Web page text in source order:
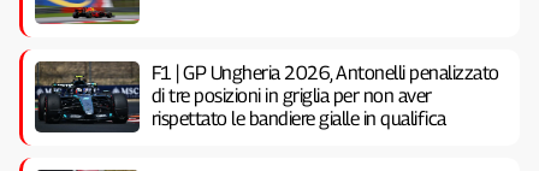
F1 | GP Ungheria 2026, Antonelli penalizzato
di tre posizioni in griglia per non aver
rispettato le bandiere gialle in qualifica